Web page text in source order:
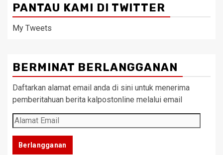
PANTAU KAMI DI TWITTER
My Tweets
BERMINAT BERLANGGANAN
Daftarkan alamat email anda di sini untuk menerima
pemberitahuan berita kalpostonline melalui email
Alamat
Email
Berlangganan